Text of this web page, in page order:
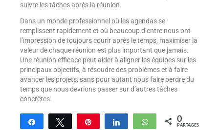
suivre les tâches après la réunion.
Dans un monde professionnel où les agendas se
remplissent rapidement et où beaucoup d’entre nous ont
l’impression de toujours courir après le temps, maximiser la
valeur de chaque réunion est plus important que jamais.
Une réunion efficace peut aider à aligner les équipes sur les
principaux objectifs, à résoudre des problèmes et à faire
avancer les projets, sans pour autant nous faire perdre du
temps que nous devrions passer sur d’autres tâches
concrètes.
Partagez Tweetez Enregistrer Partagez WhatsApp
0
PARTAGES